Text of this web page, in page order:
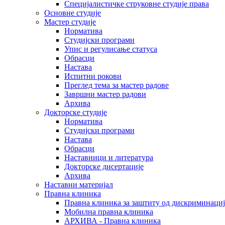
Специјалистичке струковне студије права
Основне студије
Мастер студије
Норматива
Студијски програми
Упис и регулисање статуса
Обрасци
Настава
Испитни рокови
Преглед тема за мастер радове
Завршни мастер радови
Архива
Докторске студије
Норматива
Студијски програми
Настава
Обрасци
Наставници и литература
Докторске дисертације
Архива
Наставни материјал
Правна клиника
Правна клиника за заштиту од
Мобилна правна клиника
АРХИВА - Правна клиника